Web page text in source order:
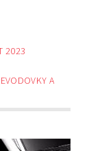
2023
A